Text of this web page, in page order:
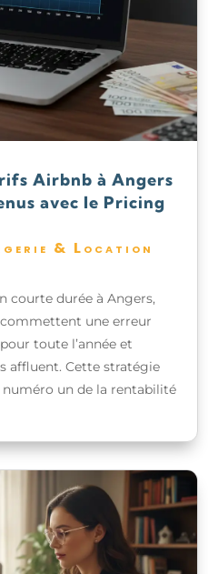
Airbnb à Angers
avec le Pricing
& Location
courte durée à Angers,
une erreur
toute l’année et
affluent. Cette stratégie
numéro un de la rentabilité